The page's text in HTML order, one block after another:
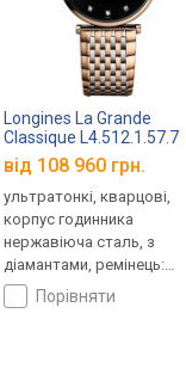
Longines La Grande
Classique L4.512.1.57.7
від 108 960 грн.
ультратонкі, кварцові,
корпус годинника
нержавіюча сталь, з
діамантами, ремінець:
браслет сталь, WR 30,
Швейцарія
порівняти